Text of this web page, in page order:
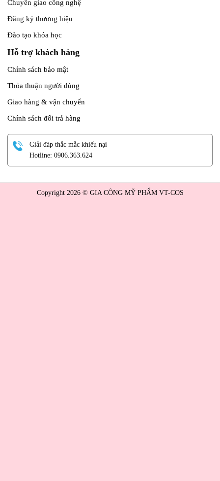
Chuyển giao công nghệ
Đăng ký thương hiệu
Đào tạo khóa học
Hỗ trợ khách hàng
Chính sách bảo mật
Thỏa thuận người dùng
Giao hàng & vận chuyển
Chính sách đổi trả hàng
Giải đáp thắc mắc khiếu nại
Hotline: 0906.363.624
Copyright 2026 © GIA CÔNG MỸ PHẨM VT-COS